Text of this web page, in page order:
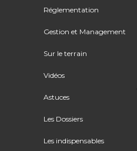
Réglementation
Gestion et Management
Sur le terrain
Vidéos
Astuces
Les Dossiers
Les indispensables